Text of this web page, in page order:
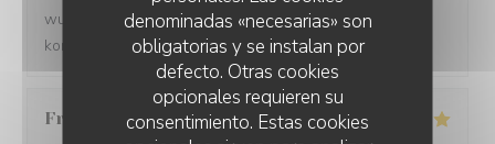
denominadas «necesarias» son
obligatorias y se instalan por
defecto. Otras cookies
opcionales requieren su
consentimiento. Estas cookies
wunderschönen Ambiente durchaus angemessen. Wir
kommen gerne wieder.
Franck M